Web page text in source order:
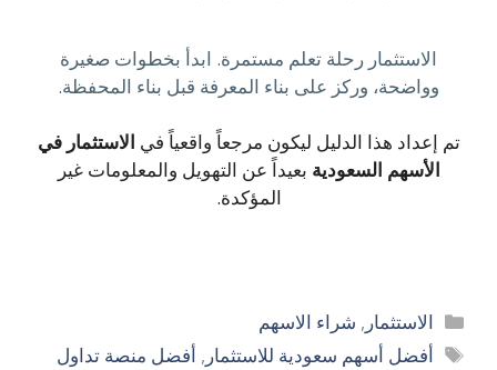
الاستثمار رحلة تعلم مستمرة. ابدأ بخطوات صغيرة
وواضحة، وركز على بناء المعرفة قبل بناء المحفظة.
تم إعداد هذا الدليل ليكون مرجعاً واقعياً في الاستثمار في
الأسهم السعودية بعيداً عن التهويل والمعلومات غير
المؤكدة.
التصنيفات
الاستثمار , شراء الاسهم
الوسوم
أفضل أسهم سعودية للاستثمار , أفضل منصة تداول